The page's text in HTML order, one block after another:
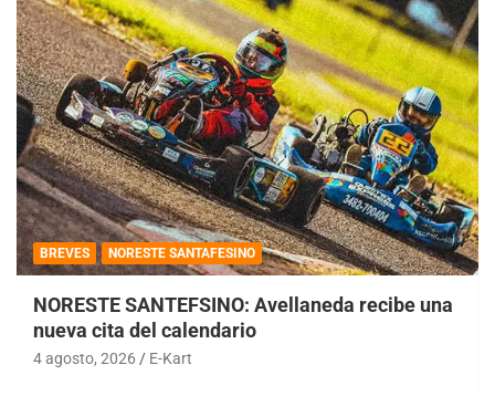
BREVES NORESTE SANTAFESINO
NORESTE SANTEFSINO: Avellaneda recibe una
nueva cita del calendario
4 agosto, 2026 E-Kart